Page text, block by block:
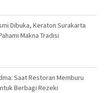
Dibuka, Keraton Surakarta
Makna Tradisi
Saat Restoran Memburu
Berbagi Rezeki